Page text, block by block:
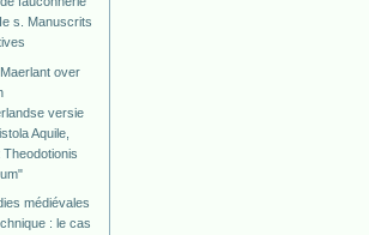
s. Manuscrits
over
versie
Aquile,
médiévales
: le cas